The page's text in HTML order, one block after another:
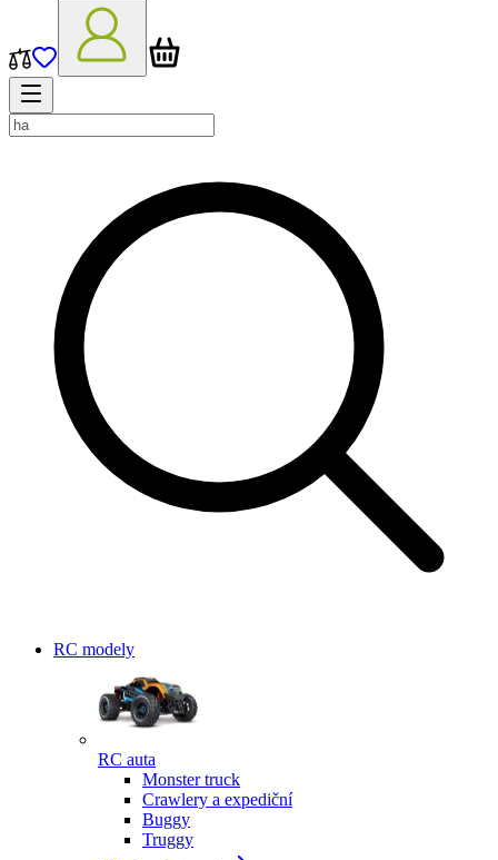
RC modely
RC auta
Monster truck
Crawlery a expediční
Buggy
Truggy